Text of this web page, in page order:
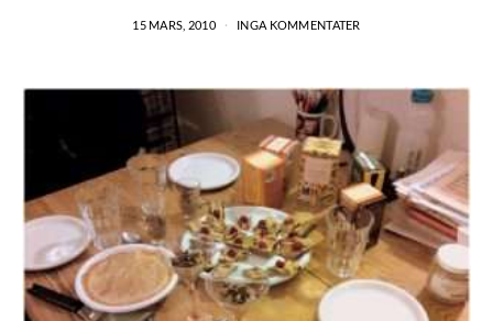
15 MARS, 2010 INGA KOMMENTATER